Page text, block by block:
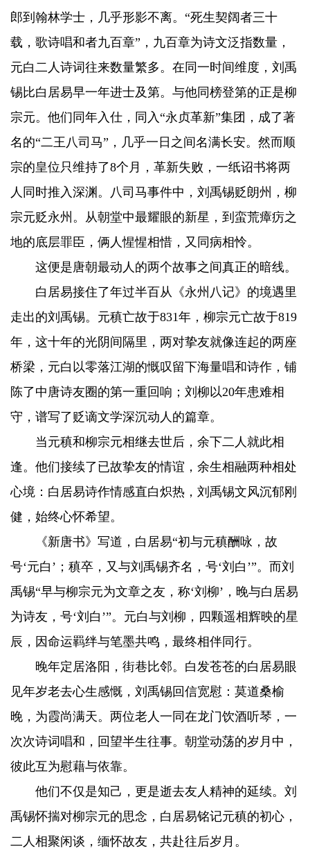
郎到翰林学士，几乎形影不离。“死生契阔者三十
载，歌诗唱和者九百章”，九百章为诗文泛指数量，
元白二人诗词往来数量繁多。在同一时间维度，刘禹
锡比白居易早一年进士及第。与他同榜登第的正是柳
宗元。他们同年入仕，同入“永贞革新”集团，成了著
名的“二王八司马”，几乎一日之间名满长安。然而顺
宗的皇位只维持了8个月，革新失败，一纸诏书将两
人同时推入深渊。八司马事件中，刘禹锡贬朗州，柳
宗元贬永州。从朝堂中最耀眼的新星，到蛮荒瘴疠之
地的底层罪臣，俩人惺惺相惜，又同病相怜。
这便是唐朝最动人的两个故事之间真正的暗线。
白居易接住了年过半百从《永州八记》的境遇里
走出的刘禹锡。元稹亡故于831年，柳宗元亡故于819
年，这十年的光阴间隔里，两对挚友就像连起的两座
桥梁，元白以零落江湖的慨叹留下海量唱和诗作，铺
陈了中唐诗友圈的第一重回响；刘柳以20年患难相
守，谱写了贬谪文学深沉动人的篇章。
当元稹和柳宗元相继去世后，余下二人就此相
逢。他们接续了已故挚友的情谊，余生相融两种相处
心境：白居易诗作情感直白炽热，刘禹锡文风沉郁刚
健，始终心怀希望。
《新唐书》写道，白居易“初与元稹酬咏，故
号‘元白’；稹卒，又与刘禹锡齐名，号‘刘白’”。而刘
禹锡“早与柳宗元为文章之友，称‘刘柳’，晚与白居易
为诗友，号‘刘白’”。元白与刘柳，四颗遥相辉映的星
辰，因命运羁绊与笔墨共鸣，最终相伴同行。
晚年定居洛阳，街巷比邻。白发苍苍的白居易眼
见年岁老去心生感慨，刘禹锡回信宽慰：莫道桑榆
晚，为霞尚满天。两位老人一同在龙门饮酒听琴，一
次次诗词唱和，回望半生往事。朝堂动荡的岁月中，
彼此互为慰藉与依靠。
他们不仅是知己，更是逝去友人精神的延续。刘
禹锡怀揣对柳宗元的思念，白居易铭记元稹的初心，
二人相聚闲谈，缅怀故友，共赴往后岁月。